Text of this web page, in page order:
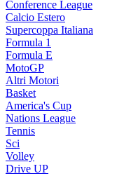
Conference League
Calcio Estero
Supercoppa Italiana
Formula 1
Formula E
MotoGP
Altri Motori
Basket
America's Cup
Nations League
Tennis
Sci
Volley
Drive UP